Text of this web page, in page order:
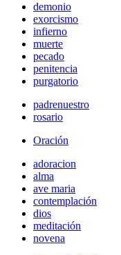
demonio
exorcismo
infierno
muerte
pecado
penitencia
purgatorio
padrenuestro
rosario
Oración
adoracion
alma
ave maria
contemplación
dios
meditación
novena